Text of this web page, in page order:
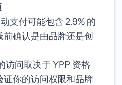
支付可能包含 2.9% 的
确认是由品牌还是创
访问取决于 YPP 资格
证你的访问权限和品牌